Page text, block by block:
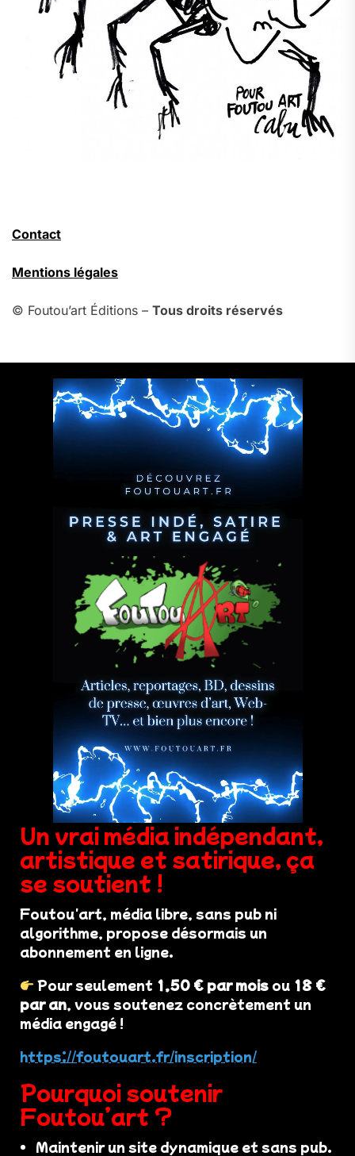
Contact
Mentions légales
© Foutou’art Éditions – Tous droits réservés
Un vrai média indépendant,
artistique et satirique, ça
se soutient !
Foutou'art, média libre, sans pub ni
algorithme, propose désormais un
abonnement en ligne.
Pour seulement 1,50 € par mois ou 18 €
par an, vous soutenez concrètement un
média engagé !
https://foutouart.fr/inscription/
Pourquoi soutenir
Foutou’art ?
Maintenir un site dynamique et sans pub.